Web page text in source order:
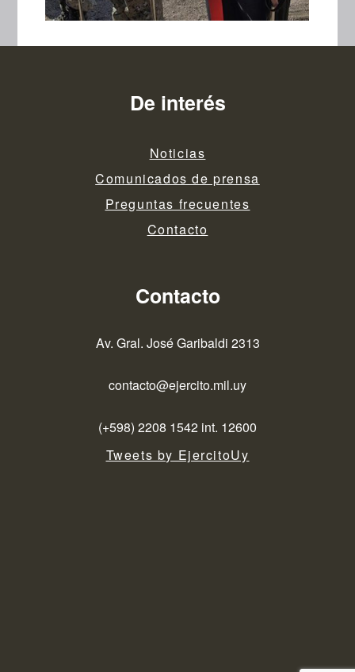
De interés
Noticias
Comunicados de prensa
Preguntas frecuentes
Contacto
Contacto
Av. Gral. José Garibaldi 2313
contacto@ejercito.mil.uy
(+598) 2208 1542 int. 12600
Tweets by EjercitoUy